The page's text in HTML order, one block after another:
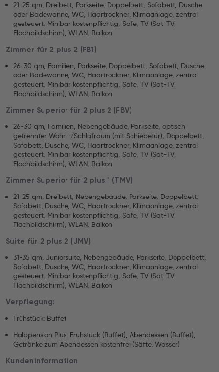
21-25 qm, Dreibett, Parkseite, Doppelbett, Sofabett, Dusche
oder Badewanne, WC, Haartrockner, Klimaanlage, zentral
gesteuert, Minibar kostenpflichtig, Safe, TV (Sat-TV,
Flachbildschirm), WLAN, Balkon
Zimmer für 2 plus 2 (FB1)
26-30 qm, Familien, Parkseite, Doppelbett, Sofabett, Dusche
oder Badewanne, WC, Haartrockner, Klimaanlage, zentral
gesteuert, Minibar kostenpflichtig, Safe, TV (Sat-TV,
Flachbildschirm), WLAN, Balkon
Zimmer Superior für 2 plus 2 (FBV)
26-30 qm, Familien, Nebengebäude, Parkseite, optisch
getrennter Wohn-/Schlafraum (mit Schiebetür), Doppelbett,
Sofabett, Dusche, WC, Haartrockner, Klimaanlage, zentral
gesteuert, Minibar kostenpflichtig, Safe, TV (Sat-TV,
Flachbildschirm), WLAN, Balkon
Zimmer Superior für 2 plus 1 (TMV)
21-25 qm, Dreibett, Nebengebäude, Parkseite, Doppelbett,
Sofabett, Dusche, WC, Haartrockner, Klimaanlage, zentral
gesteuert, Minibar kostenpflichtig, Safe, TV (Sat-TV,
Flachbildschirm), WLAN, Balkon
Suite für 2 plus 2 (JMV)
31-35 qm, Juniorsuite, Nebengebäude, Parkseite, Doppelbett,
Sofabett, Dusche, WC, Haartrockner, Klimaanlage, zentral
gesteuert, Minibar kostenpflichtig, Safe, TV (Sat-TV,
Flachbildschirm), WLAN, Balkon
Verpflegung:
Frühstück: Buffet
Halbpension Plus: Frühstück (Buffet), Abendessen (Buffet),
Getränke zum Abendessen kostenfrei (Säfte, Wasser)
Kundeninformation